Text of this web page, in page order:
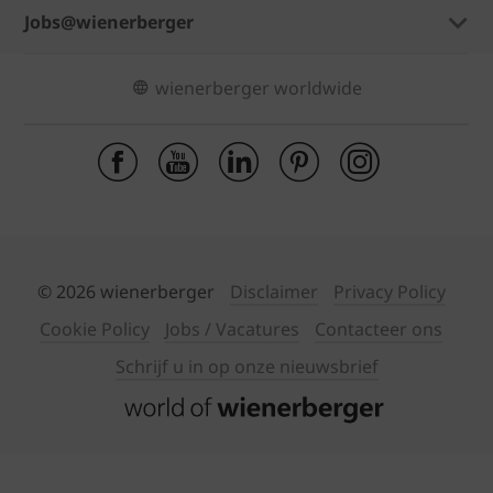
Jobs@wienerberger
wienerberger worldwide
© 2026 wienerberger Disclaimer
Privacy Policy
Cookie Policy
Jobs / Vacatures
Contacteer ons
Schrijf u in op onze nieuwsbrief